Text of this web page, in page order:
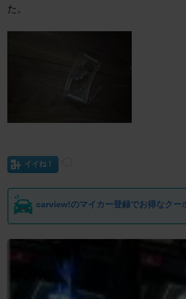
た。
イイね！
carview!のマイカー登録でお得なクー